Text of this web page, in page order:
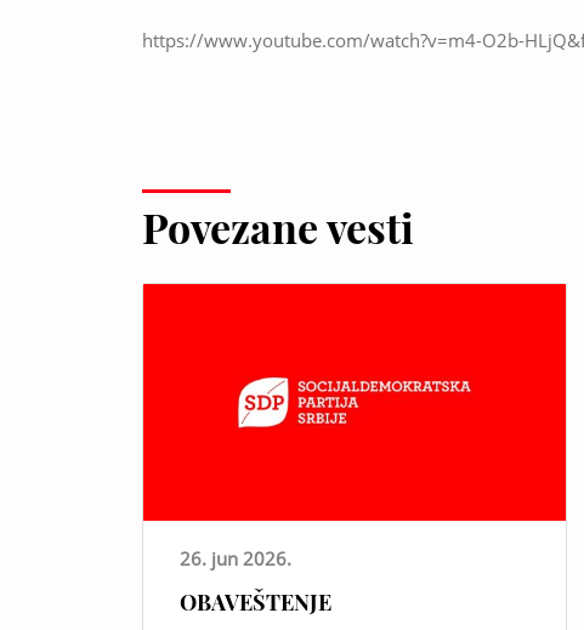
https://www.youtube.com/watch?v=m4-O2b-
Povezane vesti
26. jun 2026.
OBAVEŠTENJE